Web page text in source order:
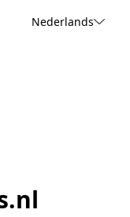
Nederlands